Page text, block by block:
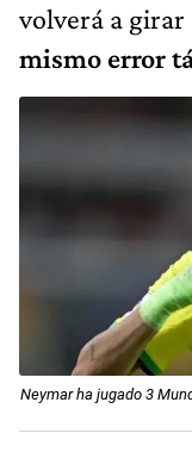
volverá a
mismo error
Neymar ha jugado 3